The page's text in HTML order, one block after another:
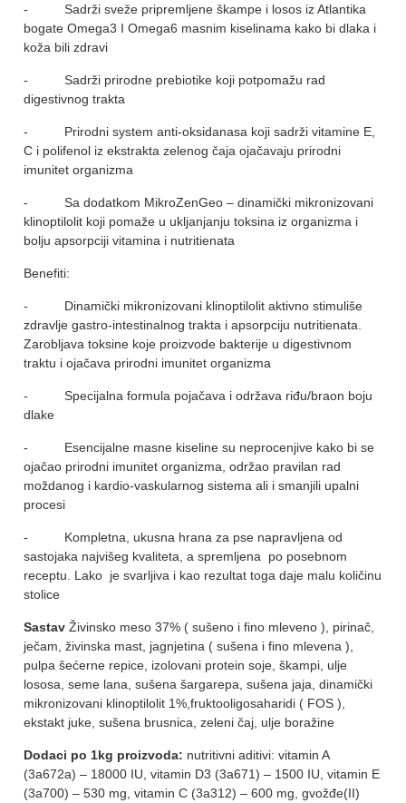
- Sadrži sveže pripremljene škampe i losos iz Atlantika
bogate Omega3 I Omega6 masnim kiselinama kako bi dlaka i
koža bili zdravi
- Sadrži prirodne prebiotike koji potpomažu rad
digestivnog trakta
- Prirodni system anti-oksidanasa koji sadrži vitamine E,
C i polifenol iz ekstrakta zelenog čaja ojačavaju prirodni
imunitet organizma
- Sa dodatkom MikroZenGeo – dinamički mikronizovani
klinoptilolit koji pomaže u ukljanjanju toksina iz organizma i
bolju apsorpciji vitamina i nutritienata
Benefiti:
- Dinamički mikronizovani klinoptilolit aktivno stimuliše
zdravlje gastro-intestinalnog trakta i apsorpciju nutritienata.
Zarobljava toksine koje proizvode bakterije u digestivnom
traktu i ojačava prirodni imunitet organizma
- Specijalna formula pojačava i održava riđu/braon boju
dlake
- Esencijalne masne kiseline su neprocenjive kako bi se
ojačao prirodni imunitet organizma, održao pravilan rad
moždanog i kardio-vaskularnog sistema ali i smanjili upalni
procesi
- Kompletna, ukusna hrana za pse napravljena od
sastojaka najvišeg kvaliteta, a spremljena po posebnom
receptu. Lako je svarljiva i kao rezultat toga daje malu količinu
stolice
Sastav Živinsko meso 37% ( sušeno i fino mleveno ), pirinač,
ječam, živinska mast, jagnjetina ( sušena i fino mlevena ),
pulpa šećerne repice, izolovani protein soje, škampi, ulje
lososa, seme lana, sušena šargarepa, sušena jaja, dinamički
mikronizovani klinoptilolit 1%,fruktooligosaharidi ( FOS ),
ekstakt juke, sušena brusnica, zeleni čaj, ulje boražine
Dodaci po 1kg proizvoda: nutritivni aditivi: vitamin A
(3a672a) – 18000 IU, vitamin D3 (3a671) – 1500 IU, vitamin E
(3a700) – 530 mg, vitamin C (3a312) – 600 mg, gvožđe(II)